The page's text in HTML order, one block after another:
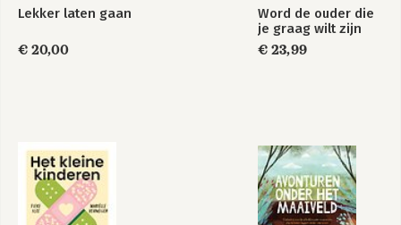
Lekker laten gaan
€ 20,00
Word de ouder die
je graag wilt zijn
€ 23,99